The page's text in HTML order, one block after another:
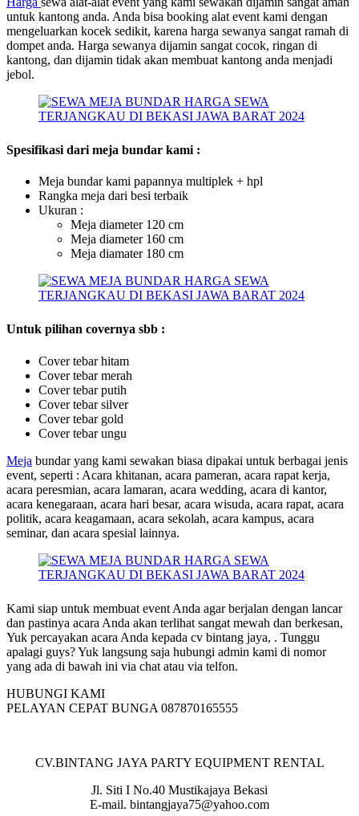
untuk kantong anda. Anda bisa booking alat event kami dengan
mengeluarkan kocek sedikit, karena harga sewanya sangat ramah di
dompet anda. Harga sewanya dijamin sangat cocok, ringan di
kantong, dan dijamin tidak akan membuat kantong anda menjadi
jebol.
Spesifikasi dari meja bundar kami :
Meja bundar kami papannya multiplek + hpl
Rangka meja dari besi terbaik
Ukuran :
Meja diameter 120 cm
Meja diameter 160 cm
Meja diamater 180 cm
Untuk pilihan covernya sbb :
Cover tebar hitam
Cover tebar merah
Cover tebar putih
Cover tebar silver
Cover tebar gold
Cover tebar ungu
Meja bundar yang kami sewakan biasa dipakai untuk berbagai jenis
event, seperti : Acara khitanan, acara pameran, acara rapat kerja,
acara peresmian, acara lamaran, acara wedding, acara di kantor,
acara kenegaraan, acara hari besar, acara wisuda, acara rapat, acara
politik, acara keagamaan, acara sekolah, acara kampus, acara
seminar, dan acara spesial lainnya.
Kami siap untuk membuat event Anda agar berjalan dengan lancar
dan pastinya acara Anda akan terlihat sangat mewah dan berkesan,
Yuk percayakan acara Anda kepada cv bintang jaya, . Tunggu
apalagi guys? Yuk langsung saja hubungi admin kami di nomor
yang ada di bawah ini via chat atau via telfon.
HUBUNGI KAMI
PELAYAN CEPAT BUNGA 087870165555
CV.BINTANG JAYA PARTY EQUIPMENT RENTAL
Jl. Siti I No.40 Mustikajaya Bekasi
E-mail. bintangjaya75@yahoo.com